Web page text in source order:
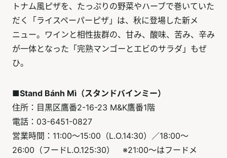
トナム風ピザを、たっぷりの野菜やハーブで巻いていた
だく「ライスペーパーピザ」は、秋に登場した新メ
ニュー。ワインと相性抜群の、甘み、酸味、苦み、辛み
が一体となった「完熟マンゴーとエビのサラダ」もぜ
ひ。
■Stand Bánh Mì（スタンドバインミー）
住所：目黒区鷹番2-16-23 M&K鷹番1階
電話：03-6451-0827
営業時間：11:00～15:00（L.O.14:30）／18:00～
26:00（フードL.O.125:30） ※21:00～はフードメ